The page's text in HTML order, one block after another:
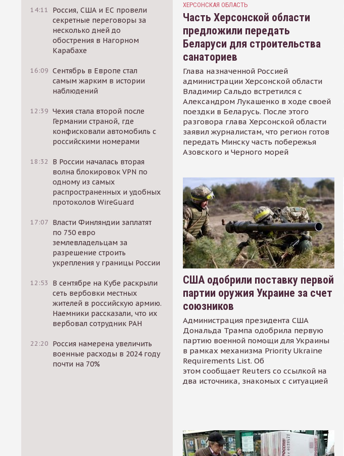
14:11
Россия, США и ЕС провели
секретные переговоры за
несколько дней до
обострения в Нагорном
Карабахе
16:09 Сентябрь в Европе стал
самым жарким в истории
наблюдений
12:39 Чехия стала второй после
Германии страной, где
конфисковали автомобиль с
российскими номерами
18:32
В России началась вторая
волна блокировок VPN по
одному из самых
распространенных и удобных
протоколов WireGuard
17:07 Власти Финляндии заплатят
по 750 евро
землевладельцам за
разрешение строить
укрепления у границы России
12:53
В сентябре на Кубе раскрыли
сеть вербовки местных
жителей в российскую армию.
Наемники рассказали, что их
вербовал сотрудник РАН
22:20 Россия намерена увеличить
военные расходы в 2024 году
почти на 70%
ХЕРСОНСКАЯ ОБЛАСТЬ
Часть Херсонской области
предложили передать
Беларуси для строительства
санаториев
Глава назначенной Россией
администрации Херсонской области
Владимир Сальдо встретился с
Александром Лукашенко в ходе своей
поездки в Беларусь. После этого
разговора глава Херсонской области
заявил журналистам, что регион готов
передать Минску часть побережья
Азовского и Черного морей
США одобрили поставку первой
партии оружия Украине за счет
союзников
Администрация президента США
Дональда Трампа одобрила первую
партию военной помощи для Украины
в рамках механизма Priority Ukraine
Requirements List. Об
этом сообщает Reuters со ссылкой на
два источника, знакомых с ситуацией